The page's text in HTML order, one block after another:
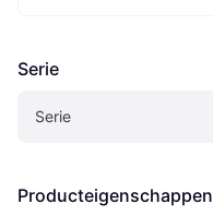
Serie
Serie
Producteigenschappen